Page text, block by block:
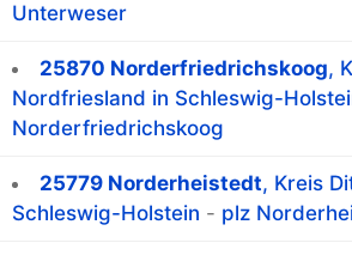
Unterweser
25870 Norderfriedrichskoog,
Nordfriesland in Schleswig-
Norderfriedrichskoog
25779 Norderheistedt, Kreis
Schleswig-Holstein - plz